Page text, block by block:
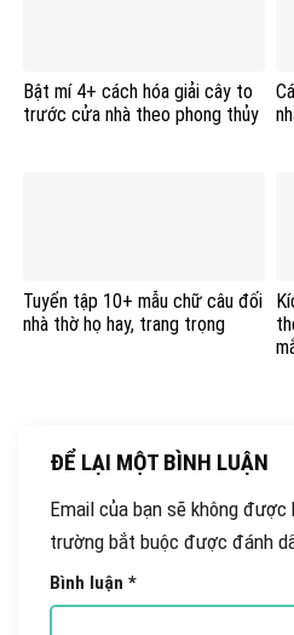
Bật mí 4+ cách hóa giải cây to
trước cửa nhà theo phong thủy
Tuyển tập 10+ mẫu chữ câu đối
nhà thờ họ hay, trang trọng
ĐỂ LẠI MỘT BÌNH LUẬN
Email của bạn sẽ không được
trường bắt buộc được đánh
Bình luận *